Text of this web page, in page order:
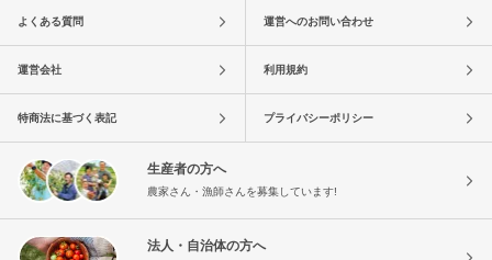
よくある質問 運営へのお問い合わせ
運営会社 利用規約
特商法に基づく表記 プライバシーポリシー
生産者の方へ
農家さん・漁師さんを募集しています!
法人・自治体の方へ